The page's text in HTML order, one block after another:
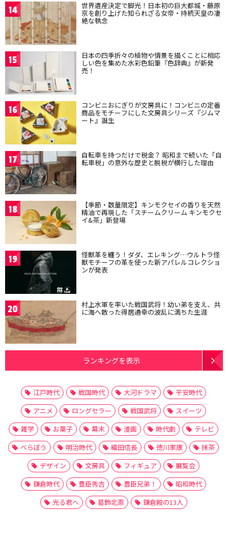
14 世界遺産決定で脚光！日本初の巨大都城・藤原
京を創り上げた知られざる女帝・持統天皇の凄
絶な執念
15 日本の四季折々の植物や情景を描くことに相応
しい色を集めた水彩色鉛筆『色辞典』が新発
売！
16 コンビニおにぎりが文房具に！コンビニの定番
商品をモチーフにした文房具シリーズ『ジムマ
ート』誕生
17 自転車を持つだけで税金？ 昭和まで続いた「自
転車税」の意外な歴史と脱税が横行した理由
18 【季節・数量限定】キンモクセイの香りを天然
精油で再現した「スチームクリーム キンモクセ
イ&茶」新登場
19 怪獣革を纏う！ダダ、エレキング…ウルトラ怪
獣モチーフの革を使った新アパレルコレクショ
ンが発表
20 村上水軍を率いた戦国武将！幼い弟を支え、共
に海へ散った得居通幸の波乱に満ちた生涯
ランキングを表示
江戸時代 戦国時代 大河ドラマ
平安時代
アニメ
ロングセラー 戦国武将
スイーツ
雑学
お菓子 幕末 漫画 時代劇
テレビ
べらぼう
明治時代 織田信長 徳川家康
抹茶
デザイン
文房具 フィギュア
展覧会
鎌倉時代
豊臣秀吉 豊臣兄弟！
昭和時代
光る君へ
葛飾北斎 鎌倉殿の13人